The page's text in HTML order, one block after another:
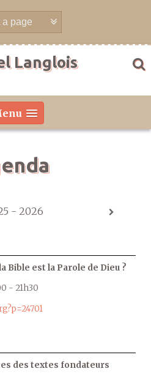
Langlois
- 2026
Bible est la Parole de Dieu ?
- 21h30
des textes fondateurs